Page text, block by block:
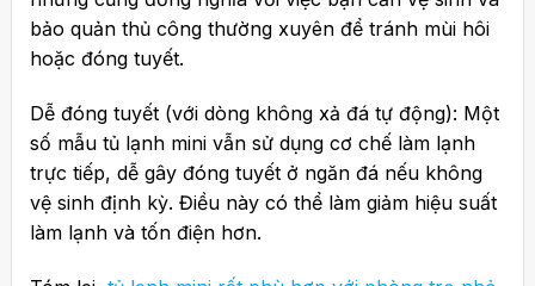
bảo quản thủ công thường xuyên để tránh mùi hôi
hoặc đóng tuyết.
Dễ đóng tuyết (với dòng không xả đá tự động): Một
số mẫu tủ lạnh mini vẫn sử dụng cơ chế làm lạnh
trực tiếp, dễ gây đóng tuyết ở ngăn đá nếu không
vệ sinh định kỳ. Điều này có thể làm giảm hiệu suất
làm lạnh và tốn điện hơn.